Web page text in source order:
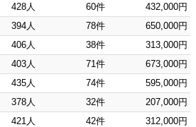
428人 60件
432,000円
394人 78件
650,000円
406人 38件
313,000円
403人 71件
673,000円
435人 74件
595,000円
378人 32件
207,000円
421人 42件
312,000円